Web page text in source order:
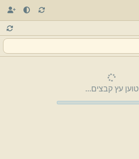
טוען עץ קבצים...